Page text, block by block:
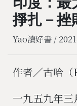
掙扎－挫
Yao讀好書 /
作者／古哈
一九五九年